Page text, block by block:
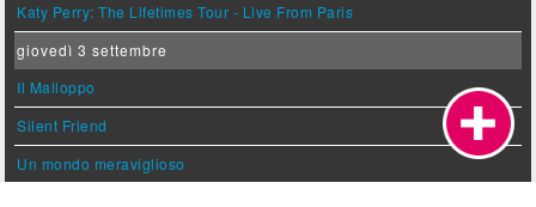
Katy Perry: The Lifetimes Tour - Live From Paris
giovedì 3 settembre
Il Malloppo
Silent Friend
Un mondo meraviglioso